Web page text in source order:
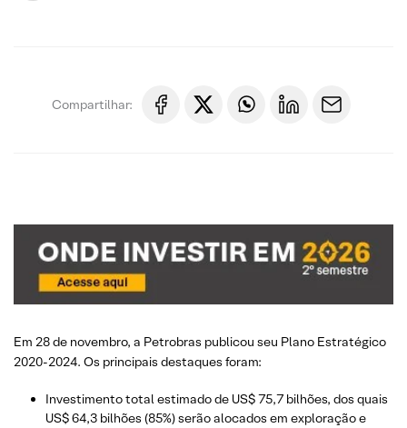
Compartilhar:
Em 28 de novembro, a Petrobras publicou seu Plano Estratégico
2020-2024. Os principais destaques foram:
Investimento total estimado de US$ 75,7 bilhões, dos quais
US$ 64,3 bilhões (85%) serão alocados em exploração e